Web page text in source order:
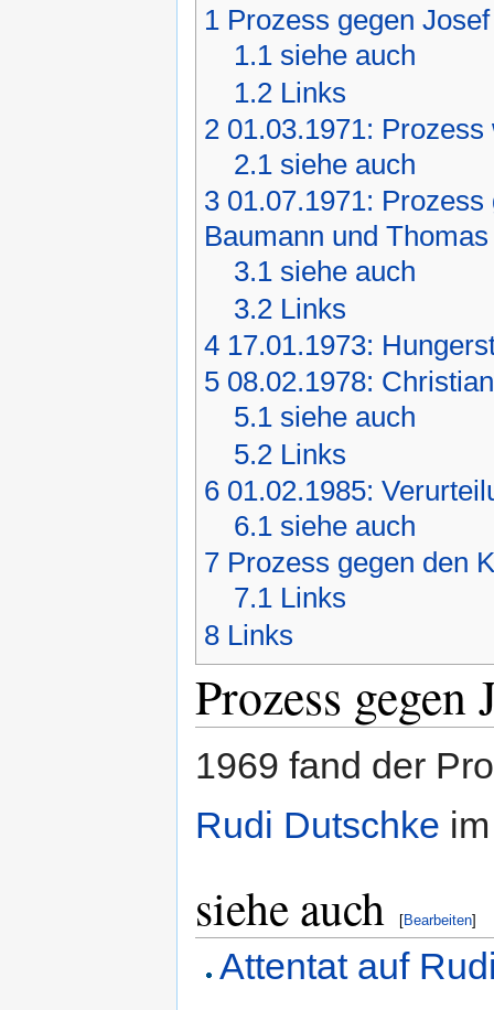
1 Prozess gegen
1.1 siehe auch
1.2 Links
2 01.03.1971:
2.1 siehe auch
3 01.07.1971:
Baumann und
3.1 siehe auch
3.2 Links
4 17.01.1973:
5 08.02.1978:
5.1 siehe auch
5.2 Links
6 01.02.1985:
6.1 siehe auch
7 Prozess gegen den
7.1 Links
8 Links
Prozess gegen
1969 fand der
Rudi Dutschke
siehe auch [Bearbeiten]
Attentat auf